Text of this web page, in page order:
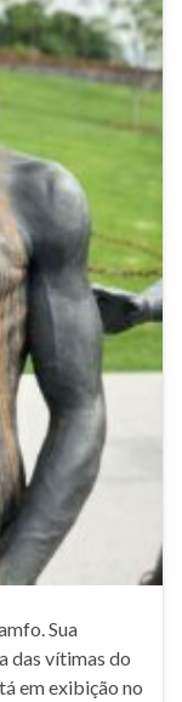
Sua
das vítimas do
em exibição no